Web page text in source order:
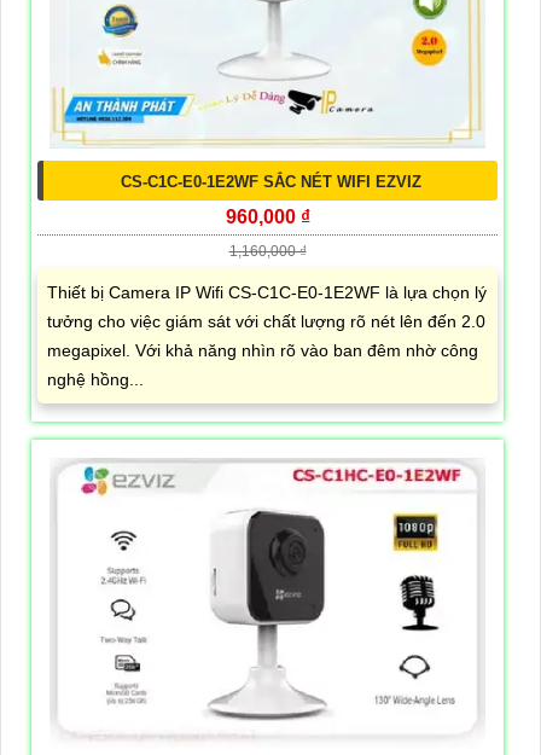
CS-C1C-E0-1E2WF SẮC NÉT WIFI EZVIZ
960,000 ₫
1,160,000 ₫
Thiết bị Camera IP Wifi CS-C1C-E0-1E2WF là lựa chọn lý
tưởng cho việc giám sát với chất lượng rõ nét lên đến 2.0
megapixel. Với khả năng nhìn rõ vào ban đêm nhờ công
nghệ hồng...